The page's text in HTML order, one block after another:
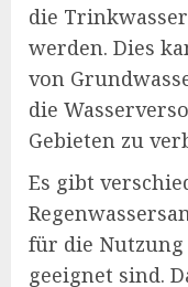
die
werden. Dies
von
die
Gebieten zu
Es gibt
für die
geeignet sind.